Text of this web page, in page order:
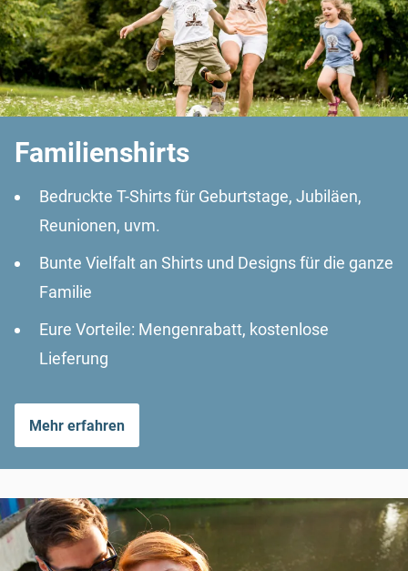
Familienshirts
Bedruckte T-Shirts für Geburtstage, Jubiläen,
Reunionen, uvm.
Bunte Vielfalt an Shirts und Designs für die ganze
Familie
Eure Vorteile: Mengenrabatt, kostenlose
Lieferung
Mehr erfahren